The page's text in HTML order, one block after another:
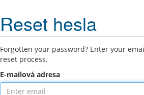
Reset hesla
Forgotten your password? Enter your
reset process.
E-mailová adresa